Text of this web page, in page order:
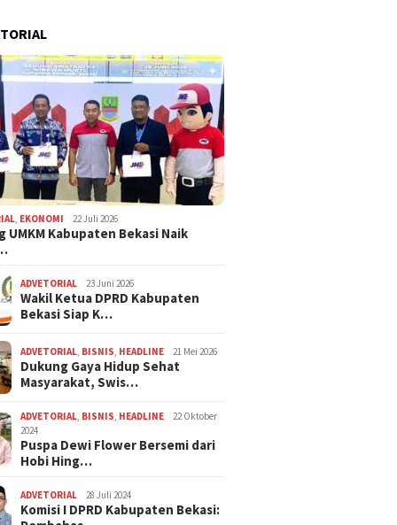
EKONOMI 22 Juli 2026
UMKM Kabupaten Bekasi Naik
ADVETORIAL 23 Juni 2026
Wakil Ketua DPRD Kabupaten
Bekasi Siap K…
ADVETORIAL BISNIS HEADLINE 21 Mei 2026
Dukung Gaya Hidup Sehat
Masyarakat, Swis…
ADVETORIAL BISNIS HEADLINE
22 Oktober
2024
Puspa Dewi Flower Bersemi dari
Hobi Hing…
ADVETORIAL 28 Juli 2024
Komisi I DPRD Kabupaten Bekasi: